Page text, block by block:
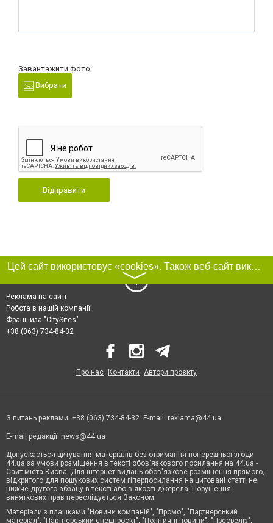
Завантажити фото:
Вибрати
Відправити
Цей сайт використовує «cookies». Також веб-сайт використовує інтернет-сервіс для збору технічних даних стосовно відвідувачів з метою отримання маркетингової та статистичної інформації. Умови обробки даних відвідувачів сайту див.
〉
Реклама на сайті
Робота в нашій компанії
Франшиза "CitySites"
+38 (063) 734-84-32
Про нас Контакти Автори проєкту
З питань реклами: +38 (063) 734-84-32. E-mail: reklama@44.ua
E-mail редакції: news@44.ua
Допускається цитування матеріалів без отримання попередньої згоди
44.ua за умови розміщення в тексті обов'язкового посилання на 44.ua -
Сайт міста Києва. Для інтернет-видань обов'язкове розміщення прямого,
відкритого для пошукових систем гіперпосилання на цитовані статті не
нижче другого абзацу в тексті або в якості джерела. Порушення
виняткових прав переслідується Законом.
Матеріали з плашками "Новини компаній", "Промо", "Партнерський
матеріал", "Партнерський спецпроєкт", "Політичні новини", "Пресреліз",